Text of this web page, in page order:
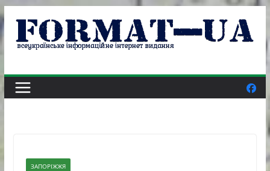
Skip
to
content
ЗАПОРІЖЖЯ